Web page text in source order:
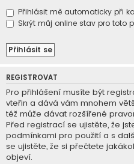
Přihlásit mě automaticky při
Skrýt můj online stav pro toto
REGISTROVAT
Pro přihlášení musíte být
vteřin a dává vám mnohem
též může dávat rozšířené
Před registrací se ujistěte, že
podmínkami pro použití a s
se ujistěte, že si přečtete
objeví.